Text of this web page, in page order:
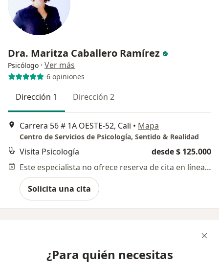
Dra. Maritza Caballero Ramírez
Psicólogo · Ver más
6 opiniones
Dirección 1 Dirección 2
Carrera 56 # 1A OESTE-52, Cali • Mapa
Centro de Servicios de Psicología, Sentido & Realidad
Visita Psicología
desde $ 125.000
Este especialista no ofrece reserva de cita en línea en esta dirección.
Solicita una cita
¿Para quién necesitas